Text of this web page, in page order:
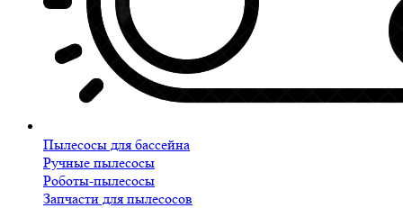
Пылесосы для бассейна
Ручные пылесосы
Роботы-пылесосы
Запчасти для пылесосов